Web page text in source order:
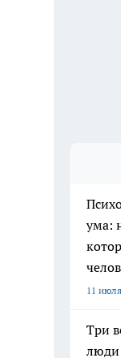
ума:
11 июля
Три
люди